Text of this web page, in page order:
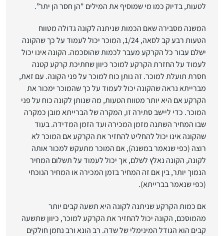
לטעות, בדיוק כמו מי שמוסיף את המילים "הן חסר הן יתר”.
המשנה מסבירה שאם הכמות שניתנה לקונה גדולה מטווח
הטעות רבע קב לסאה, 1/24, המוכר יכול לעמוד על כך שהקונה
ישלם עבור כל הקרקע מעבר לכמות שהוסכמה. הקונה אינו יכול
לעמוד על החזרת הקרקע למוכר כיוון שחתיכת קרקע קטנה
חסרת תועלת למוכר. זה נותן כוח למוכר על פני הקונה. עם זאת,
מברייתא נראה שהקונה יכול לעמוד על כך שהמוכר ימכור את
הקרקע אם היא יותר מטווח הטעות, מה שנותן לקונה כוח על פני
המוכר. כדי ליישב סתירה זו, המקרה של הברייתא מובן כמקרה
שבו המחיר השתנה מזמן המכירה ועד הזמן המדידה. בעוד
שהקונה אינו יכול להחליט להחזיר את הקרקע אם המוכר לא
רוצה (כפי שנאמר במשנה), אם המוכר מתעקש למכור אותה
לקונה, הקונה נאלץ לשלם, אך יכול לעמוד על תשלום המחיר
הנמוך יותר, בין אם זה המחיר בזמן המכירה או המחיר הנוכחי
(כפי שנאמר בברייתא).
אם כמות הקרקע שניתנה לקונה היא תשעה קבים יותר
מהמוסכם, הקונה יכול להחזיר את הקרקע למוכר, כיוון שתשעה
קבים הוא הגודל המינימלי של שדה. רב הונא ורב נחמן חולקים